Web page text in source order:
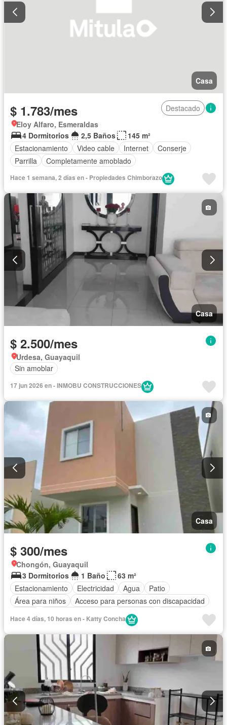
Casa
$ 1.783/mes
Destacado
Eloy Alfaro, Esmeraldas
4 Dormitorios
2,5 Baños
145 m²
Estacionamiento
Video cable Internet
Conserje
Parrilla
Completamente amoblado
Hace 1 semana, 2 días en - Propiedades Chimborazo
Casa
$ 2.500/mes
Urdesa, Guayaquil
Sin amoblar
17 jun 2026 en - INMOBU CONSTRUCCIONES
Casa
$ 300/mes
Chongón, Guayaquil
3 Dormitorios
1 Baño
63 m²
Estacionamiento
Electricidad Agua
Patio
Área para niños
Acceso para personas con discapacidad
Seguridad
Hace 4 días, 10 horas en - Katty Concha